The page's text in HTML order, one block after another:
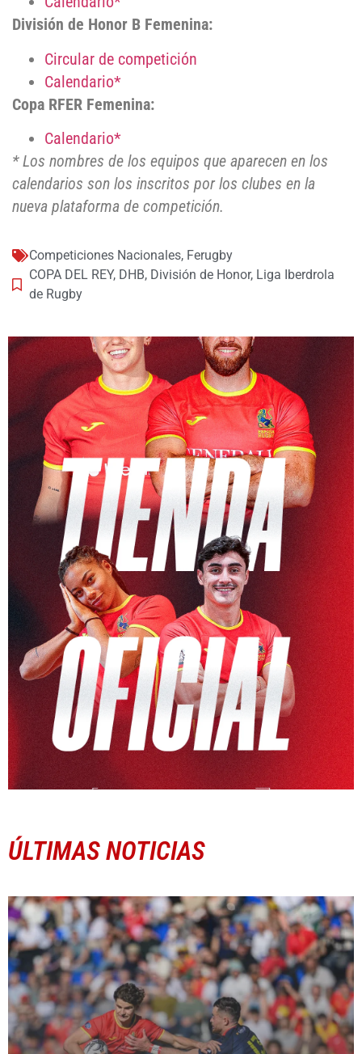
División de Honor B Femenina:
Circular de competición
Calendario*
Copa RFER Femenina:
Calendario*
* Los nombres de los equipos que aparecen en los
calendarios son los inscritos por los clubes en la
nueva plataforma de competición.
Competiciones Nacionales, Ferugby
COPA DEL REY, DHB, División de Honor, Liga Iberdrola
de Rugby
ÚLTIMAS NOTICIAS